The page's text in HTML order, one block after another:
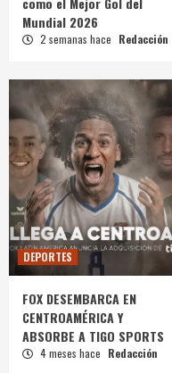
Mundial 2026
2 semanas hace Redacción
DEPORTES
FOX DESEMBARCA EN
CENTROAMÉRICA Y
ABSORBE A TIGO SPORTS
4 meses hace Redacción